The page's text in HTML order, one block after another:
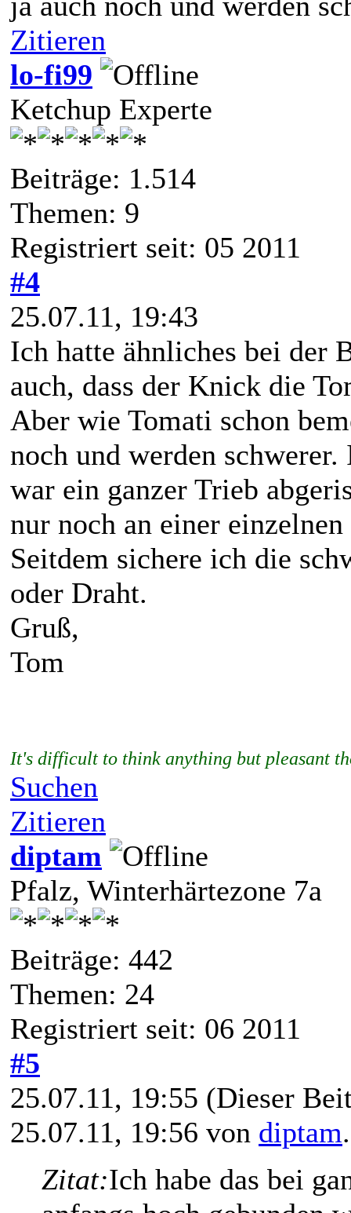
Zitieren
lo-fi99
Ketchup Experte
Beiträge: 1.514
Themen: 9
Registriert seit: 05 2011
#4
25.07.11, 19:43
Ich hatte ähnliches bei der
auch, dass der Knick die
Aber wie Tomati schon
noch und werden
war ein ganzer Trieb
nur noch an einer einzelnen
Seitdem sichere ich die
oder Draht.
Gruß,
Tom
It's difficult to think anything but pleasant
Suchen
Zitieren
diptam
Pfalz, Winterhärtezone 7a
Beiträge: 442
Themen: 24
Registriert seit: 06 2011
#5
25.07.11, 19:55 (Dieser
25.07.11, 19:56 von diptam
Zitat:Ich habe das bei